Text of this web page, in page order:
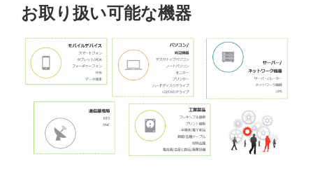
お取り扱い可能な機器